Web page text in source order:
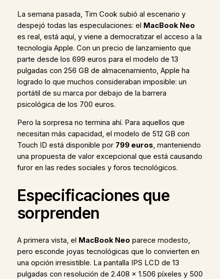
La semana pasada, Tim Cook subió al escenario y
despejó todas las especulaciones: el MacBook Neo
es real, está aquí, y viene a democratizar el acceso a la
tecnología Apple. Con un precio de lanzamiento que
parte desde los 699 euros para el modelo de 13
pulgadas con 256 GB de almacenamiento, Apple ha
logrado lo que muchos consideraban imposible: un
portátil de su marca por debajo de la barrera
psicológica de los 700 euros.
Pero la sorpresa no termina ahí. Para aquellos que
necesitan más capacidad, el modelo de 512 GB con
Touch ID está disponible por 799 euros, manteniendo
una propuesta de valor excepcional que está causando
furor en las redes sociales y foros tecnológicos.
Especificaciones que
sorprenden
A primera vista, el MacBook Neo parece modesto,
pero esconde joyas tecnológicas que lo convierten en
una opción irresistible. La pantalla IPS LCD de 13
pulgadas con resolución de 2.408 x 1.506 píxeles y 500